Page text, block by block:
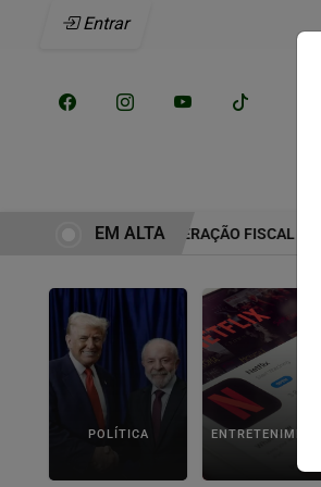
Entrar
INICIA RECUPERAÇÃO FISCAL PARA
EM ALTA
POLÍTICA